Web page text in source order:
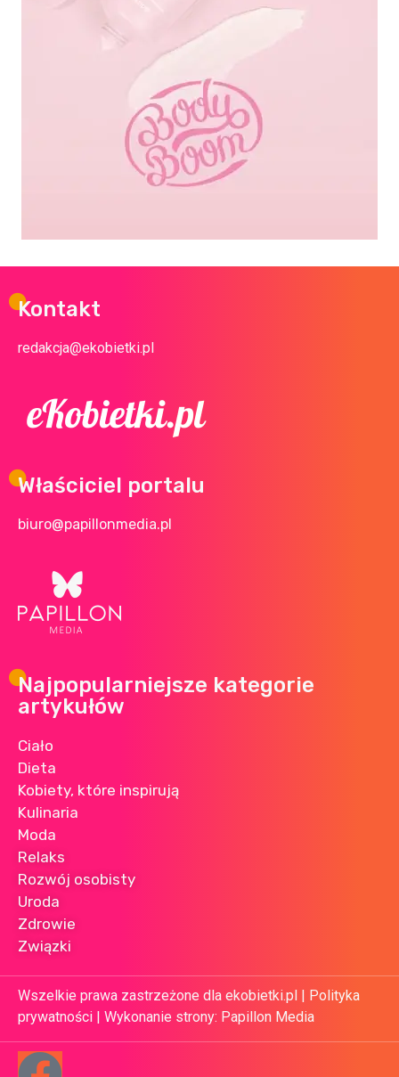
Kontakt
redakcja@ekobietki.pl
Właściciel portalu
biuro@papillonmedia.pl
Najpopularniejsze kategorie
artykułów
Ciało
Dieta
Kobiety, które inspirują
Kulinaria
Moda
Relaks
Rozwój osobisty
Uroda
Zdrowie
Związki
Wszelkie prawa zastrzeżone dla ekobietki.pl |
Polityka
prywatności | Wykonanie strony: Papillon Media